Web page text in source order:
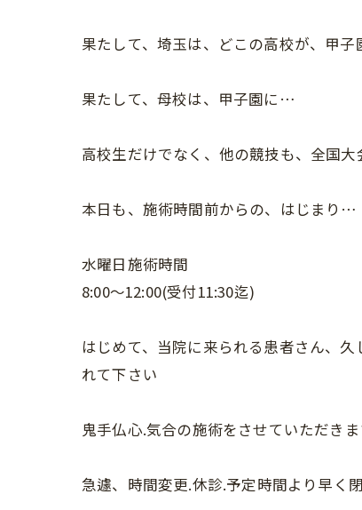
果たして、埼玉は、どこの高校が、甲
果たして、母校は、甲子園に…
高校生だけでなく、他の競技も、全国
本日も、施術時間前からの、はじまり…
水曜日施術時間
8:00〜12:00(受付11:30迄)
はじめて、当院に来られる患者さん、
れて下さい
鬼手仏心.気合の施術をさせていただきま
急遽、時間変更.休診.予定時間より早く